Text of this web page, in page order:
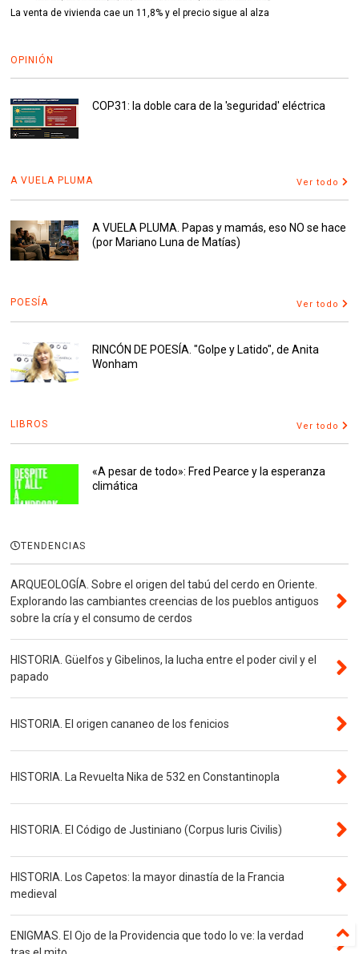
La venta de vivienda cae un 11,8% y el precio sigue al alza
OPINIÓN
COP31: la doble cara de la 'seguridad' eléctrica
A VUELA PLUMA Ver todo
A VUELA PLUMA. Papas y mamás, eso NO se hace
(por Mariano Luna de Matías)
POESÍA Ver todo
RINCÓN DE POESÍA. "Golpe y Latido", de Anita
Wonham
LIBROS Ver todo
«A pesar de todo»: Fred Pearce y la esperanza
climática
TENDENCIAS
ARQUEOLOGÍA. Sobre el origen del tabú del cerdo en Oriente.
Explorando las cambiantes creencias de los pueblos antiguos
sobre la cría y el consumo de cerdos
HISTORIA. Güelfos y Gibelinos, la lucha entre el poder civil y el
papado
HISTORIA. El origen cananeo de los fenicios
HISTORIA. La Revuelta Nika de 532 en Constantinopla
HISTORIA. El Código de Justiniano (Corpus Iuris Civilis)
HISTORIA. Los Capetos: la mayor dinastía de la Francia
medieval
ENIGMAS. El Ojo de la Providencia que todo lo ve: la verdad